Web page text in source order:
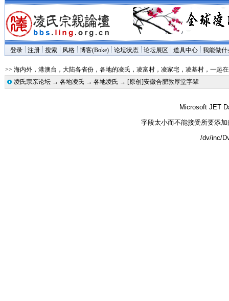
登录 注册 搜索 风格 博客(Boke) 论坛状态 论坛展区 道具中心 我能做什
>> 海内外，港澳台，大陆各省份，各地的凌氏，凌富村，凌家宅，凌基村，一起
凌氏宗亲论坛→ 各地凌氏 → 各地凌氏 → [原创]安徽合肥敦厚堂字辈
Microsoft JET
字段太小而不能接受所要添
/dv/inc/